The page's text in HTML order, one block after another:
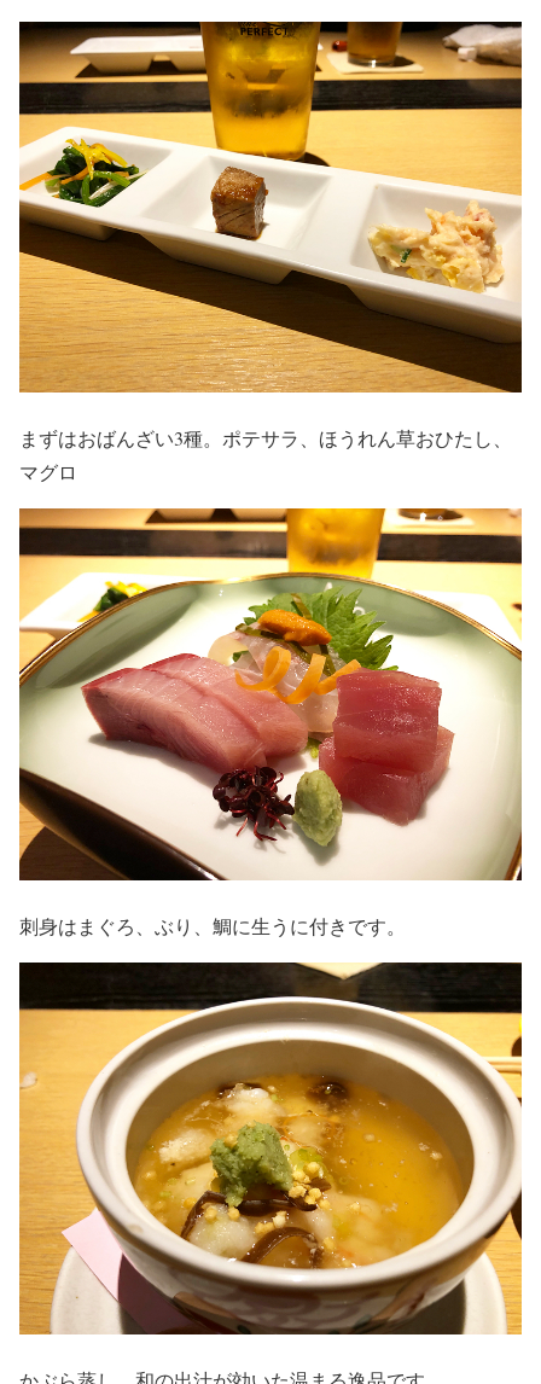
まずはおばんざい3種。ポテサラ、ほうれん草おひたし、
マグロ
刺身はまぐろ、ぶり、鯛に生うに付きです。